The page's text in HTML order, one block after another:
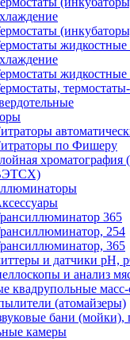
жидкостные
по Фишеру
365
254
365
и датчики
и анализ
квадрупольные
(атомайзеры)
бани (мойки),
камеры